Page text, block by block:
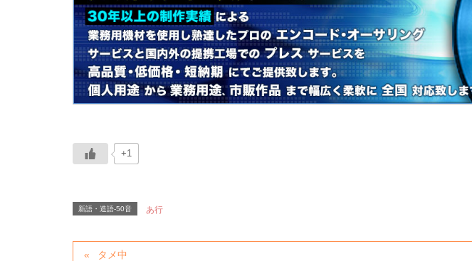
+1
新語・造語-50音 あ行
タメ中